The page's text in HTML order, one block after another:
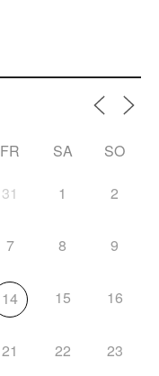
FR SA SO
31 1 2
7 8 9
14 15 16
21 22 23